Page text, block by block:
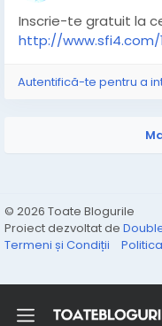
Inscrie-te gratuit la
http://www.sfi4.com/
Autentifică-te pentru a
© 2026 Toate Blogurile
Proiect dezvoltat de
Termeni și Condiții